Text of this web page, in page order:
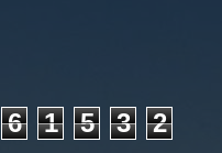
6 1 5 3 2